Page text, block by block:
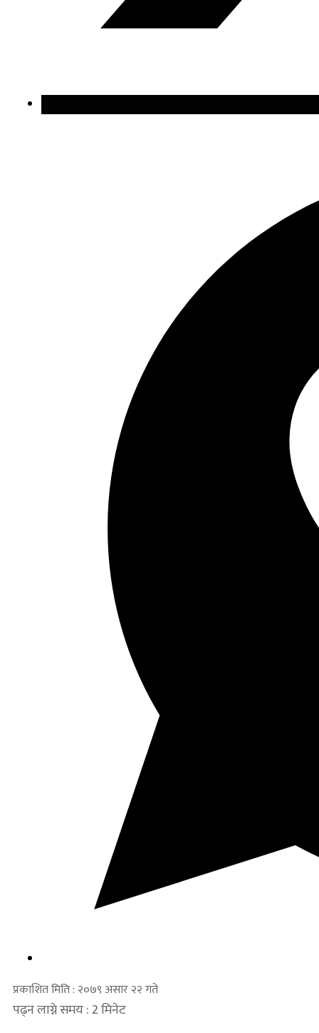
प्रकाशित मिति : २०७९ असार २२ गते
पढ्न लाग्ने समय : 2 मिनेट